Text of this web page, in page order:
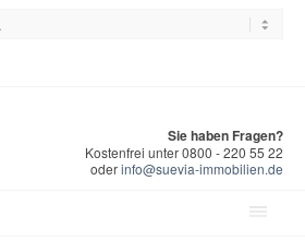
Sie haben Fragen?
Kostenfrei unter 0800 - 220 55 22
oderinfo@suevia-immobilien.de